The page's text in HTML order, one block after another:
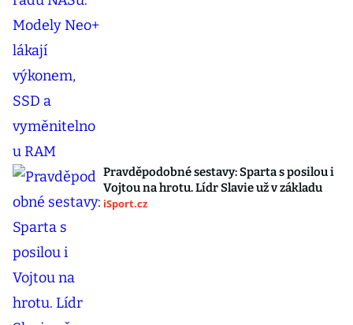
Pravděpodobné sestavy: Sparta s posilou i
Vojtou na hrotu. Lídr Slavie už v základu
iSport.cz